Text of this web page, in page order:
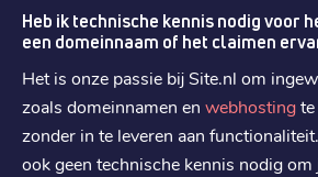
Registratie: € 22,79
Verhuizen: € 22,79
Verlengen: € 34,19
.store
Heb ik technische kennis nodig voor
een domeinnaam of het claimen
Het is onze passie bij Site.nl om
zoals domeinnamen en webhosting
zonder in te leveren aan
ook geen technische kennis nodig om